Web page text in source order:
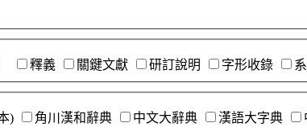
釋義 關鍵文獻 研訂說明 字形收錄
) 角川漢和辭典 中文大辭典 漢語大字典